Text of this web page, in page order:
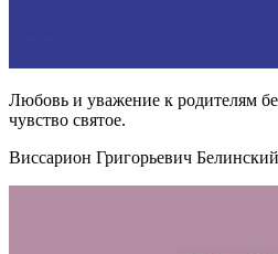
Любовь и уважение к родителям
чувство святое.
Виссарион Григорьевич Белинский